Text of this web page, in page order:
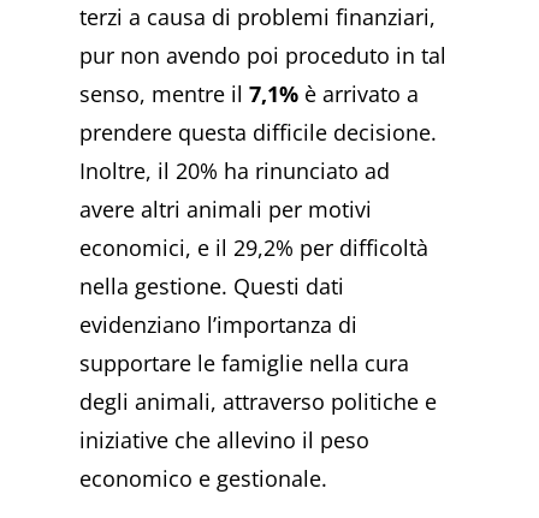
terzi a causa di problemi finanziari,
pur non avendo poi proceduto in tal
senso, mentre il7,1% è arrivato a
prendere questa difficile decisione.
Inoltre, il 20% ha rinunciato ad
avere altri animali per motivi
economici, e il 29,2% per difficoltà
nella gestione. Questi dati
evidenziano l’importanza di
supportare le famiglie nella cura
degli animali, attraverso politiche e
iniziative che allevino il peso
economico e gestionale.